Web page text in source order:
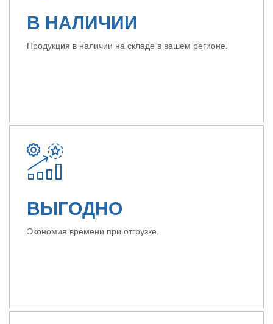
В НАЛИЧИИ
Продукция в наличии на складе в вашем регионе.
ВЫГОДНО
Экономия времени при отгрузке.